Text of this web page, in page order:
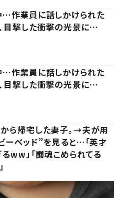
作業員に話しかけられた
目撃した衝撃の光景に…
作業員に話しかけられた
目撃した衝撃の光景に…
ら帰宅した妻子。→夫が用
ーベッド”を見ると…「英才
ww」「闘魂こめられてる